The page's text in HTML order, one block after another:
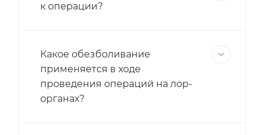
к операции?
Какое обезболивание
применяется в ходе
проведения операций на лор-
органах?